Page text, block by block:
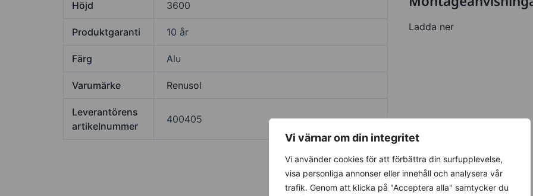
Vi värnar om din integritet
Vi använder cookies för att förbättra din surfupplevelse,
visa personliga annonser eller innehåll och analysera vår
trafik. Genom att klicka på "Acceptera alla" samtycker du
Höjd 3600
Produktgaranti 10 år
Färg Alu
Varumärke Renusol
Leverantörens
artikelnummer
400405
Ladda ner